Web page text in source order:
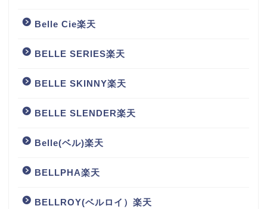
Belle Cie楽天
BELLE SERIES楽天
BELLE SKINNY楽天
BELLE SLENDER楽天
Belle(ベル)楽天
BELLPHA楽天
BELLROY(ベルロイ）楽天